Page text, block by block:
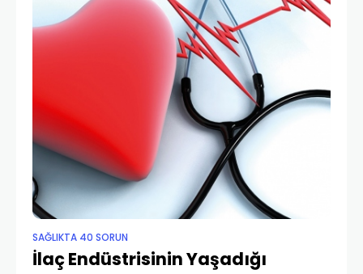
SAĞLIKTA 40 SORUN
İlaç Endüstrisinin Yaşadığı